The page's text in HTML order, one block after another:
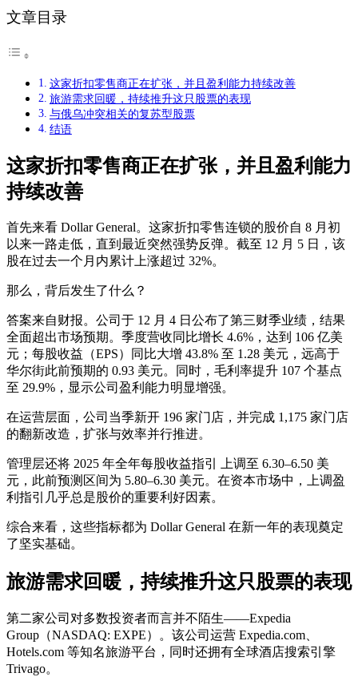
文章目录
这家折扣零售商正在扩张，并且盈利能力持续改善
旅游需求回暖，持续推升这只股票的表现
与俄乌冲突相关的复苏型股票
结语
这家折扣零售商正在扩张，并且盈利能力
持续改善
首先来看 Dollar General。这家折扣零售连锁的股价自 8 月初
以来一路走低，直到最近突然强势反弹。截至 12 月 5 日，该
股在过去一个月内累计上涨超过 32%。
那么，背后发生了什么？
答案来自财报。公司于 12 月 4 日公布了第三财季业绩，结果
全面超出市场预期。季度营收同比增长 4.6%，达到 106 亿美
元；每股收益（EPS）同比大增 43.8% 至 1.28 美元，远高于
华尔街此前预期的 0.93 美元。同时，毛利率提升 107 个基点
至 29.9%，显示公司盈利能力明显增强。
在运营层面，公司当季新开 196 家门店，并完成 1,175 家门店
的翻新改造，扩张与效率并行推进。
管理层还将 2025 年全年每股收益指引 上调至 6.30–6.50 美
元，此前预测区间为 5.80–6.30 美元。在资本市场中，上调盈
利指引几乎总是股价的重要利好因素。
综合来看，这些指标都为 Dollar General 在新一年的表现奠定
了坚实基础。
旅游需求回暖，持续推升这只股票的表现
第二家公司对多数投资者而言并不陌生——Expedia
Group（NASDAQ: EXPE）。该公司运营 Expedia.com、
Hotels.com 等知名旅游平台，同时还拥有全球酒店搜索引擎
Trivago。